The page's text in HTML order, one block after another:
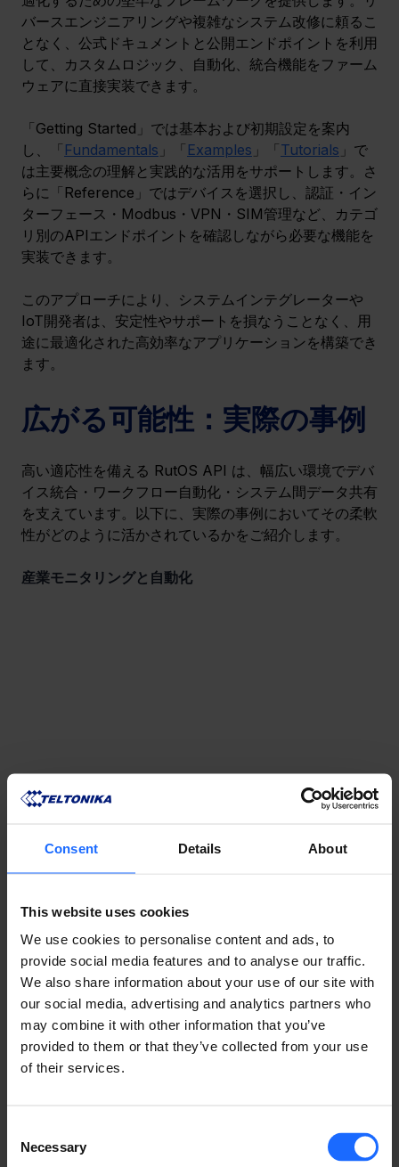
Consent Details About
This website uses cookies
We use cookies to personalise content and ads, to
provide social media features and to analyse our traffic.
We also share information about your use of our site with
our social media, advertising and analytics partners who
may combine it with other information that you’ve
provided to them or that they’ve collected from your use
of their services.
Selection
Necessary
バースエンジニアリングや複雑なシステム改修に頼るこ
となく、公式ドキュメントと公開エンドポイントを利用
して、カスタムロジック、自動化、統合機能をファーム
ウェアに直接実装できます。
「Getting Started」では基本および初期設定を案内
し、「 Fundamentals 」「 Examples 」「Tutorials 」で
は主要概念の理解と実践的な活用をサポートします。さ
らに「Reference」ではデバイスを選択し、認証・イン
ターフェース・Modbus・VPN・SIM管理など、カテゴ
リ別のAPIエンドポイントを確認しながら必要な機能を
実装できます。
このアプローチにより、システムインテグレーターや
IoT開発者は、安定性やサポートを損なうことなく、用
途に最適化された高効率なアプリケーションを構築でき
ます。
広がる可能性：実際の事例
高い適応性を備える RutOS API は、幅広い環境でデバ
イス統合・ワークフロー自動化・システム間データ共有
を支えています。以下に、実際の事例においてその柔軟
性がどのように活かされているかをご紹介します。
産業モニタリングと自動化
をつなぐ役割を果たします。PLC、センサー、Modbus
対応コントローラーとの通信を通じて、集中したデータ
温度、圧力、稼働時間といったメトリクスをSCADAや
クラウドに送信し、トレンド分析や予知保全に活用でき
ます。
これにより、異常の早期検知、ダウンタイム削減、設備
稼働効率の向上が可能となり、産業IoTおよび自動化ソ
リューション の性能を大幅に強化します。
フリート管理アプリケーション
れたテルトニカ製ルーターを、RutOS API により遠隔
から一元管理できます。自動化されたデータ連携によ